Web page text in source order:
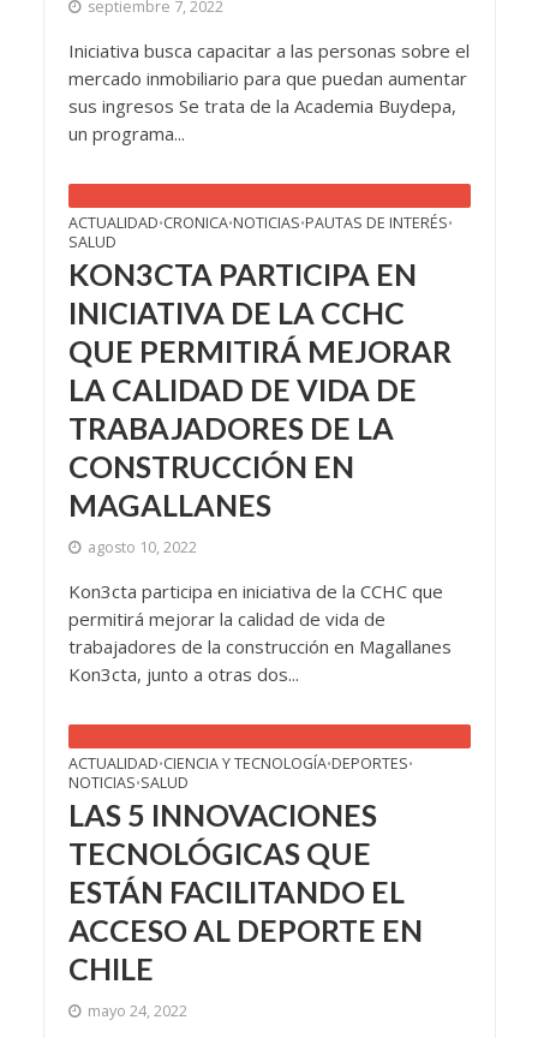
septiembre 7, 2022
Iniciativa busca capacitar a las personas sobre el
mercado inmobiliario para que puedan aumentar
sus ingresos Se trata de la Academia Buydepa,
un programa...
ACTUALIDAD•CRONICA•NOTICIAS•PAUTAS DE INTERÉS•
SALUD
KON3CTA PARTICIPA EN
INICIATIVA DE LA CCHC
QUE PERMITIRÁ MEJORAR
LA CALIDAD DE VIDA DE
TRABAJADORES DE LA
CONSTRUCCIÓN EN
MAGALLANES
agosto 10, 2022
Kon3cta participa en iniciativa de la CCHC que
permitirá mejorar la calidad de vida de
trabajadores de la construcción en Magallanes
Kon3cta, junto a otras dos...
ACTUALIDAD•CIENCIA Y TECNOLOGÍA•DEPORTES•
NOTICIAS•SALUD
LAS 5 INNOVACIONES
TECNOLÓGICAS QUE
ESTÁN FACILITANDO EL
ACCESO AL DEPORTE EN
CHILE
mayo 24, 2022